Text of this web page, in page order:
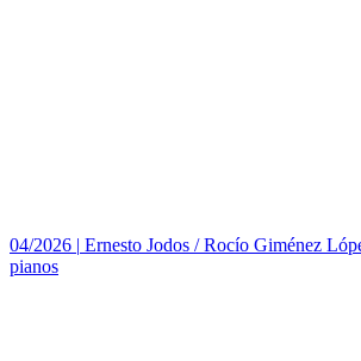
04/2026 | Ernesto Jodos / Rocío Giménez
pianos